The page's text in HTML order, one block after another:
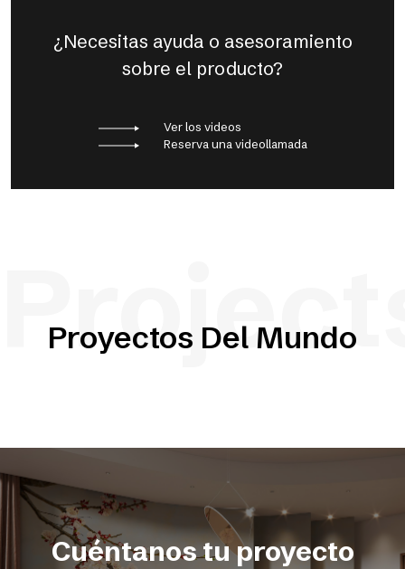
¿Necesitas ayuda o asesoramiento
sobre el producto?
Ver los videos
Reserva una videollamada
Proyectos Del Mundo
Cuéntanos tu proyecto